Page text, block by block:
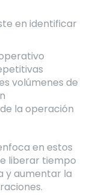
en identificar
volúmenes de
la operación
en estos
liberar tiempo
y aumentar la